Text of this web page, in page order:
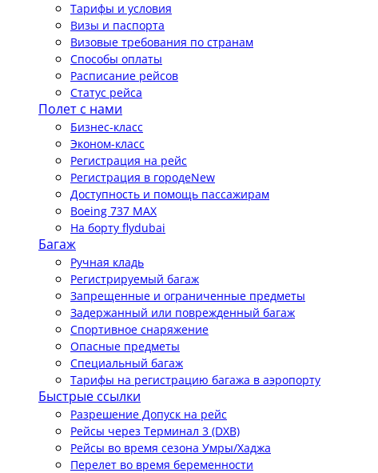
Тарифы и условия
Визы и паспорта
Визовые требования по странам
Способы оплаты
Расписание рейсов
Статус рейса
Полет с нами
Бизнес-класс
Эконом-класс
Регистрация на рейс
Регистрация в городеNew
Доступность и помощь пассажирам
Boeing 737 MAX
На борту flydubai
Багаж
Ручная кладь
Регистрируемый багаж
Запрещенные и ограниченные предметы
Задержанный или поврежденный багаж
Спортивное снаряжение
Опасные предметы
Специальный багаж
Тарифы на регистрацию багажа в аэропорту
Быстрые ссылки
Разрешение Допуск на рейс
Рейсы через Терминал 3 (DXB)
Рейсы во время сезона Умры/Хаджа
Перелет во время беременности